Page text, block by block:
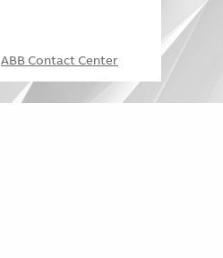
ABB Contact Center